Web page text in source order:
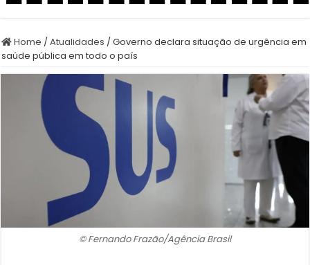
Home /Atualidades /Governo declara situação de urgência em
saúde pública em todo o país
© Fernando Frazão/Agência Brasil